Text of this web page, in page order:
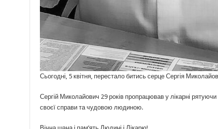
Сьогодні, 5 квітня, перестало битись серце Сергія
Сергій Миколайович 29 років пропрацював у лікарні
своєї справи та чудовою людиною.